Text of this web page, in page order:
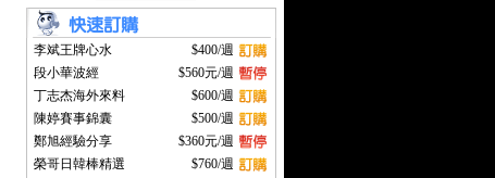
李斌王牌心水
$400/週
段小華波經
$560元/週
丁志杰海外來料
$600/週
陳婷賽事錦囊
$500/週
鄭旭經驗分享
$360元/週
榮哥日韓棒精選
$760/週